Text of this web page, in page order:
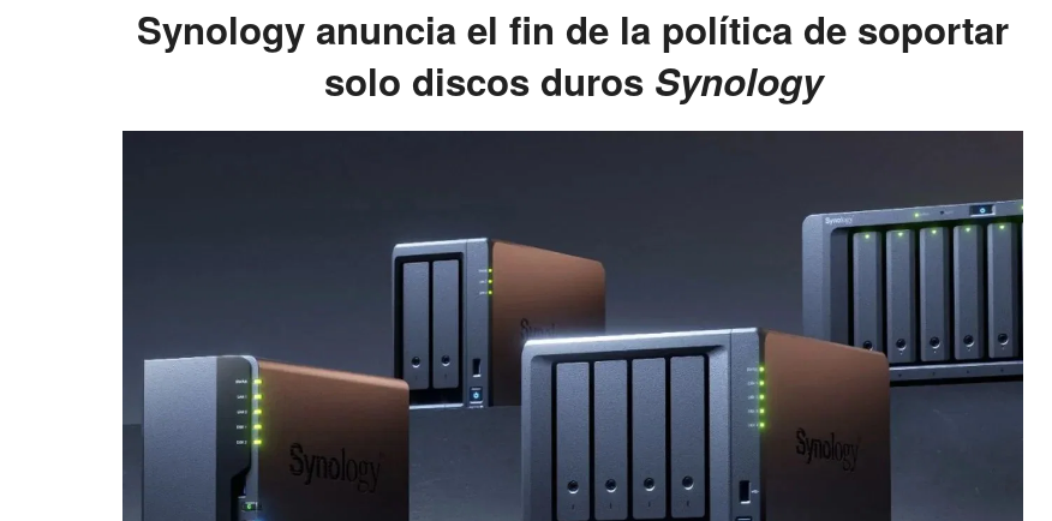
Synology anuncia el fin de la política de soportar
solo discos duros Synology